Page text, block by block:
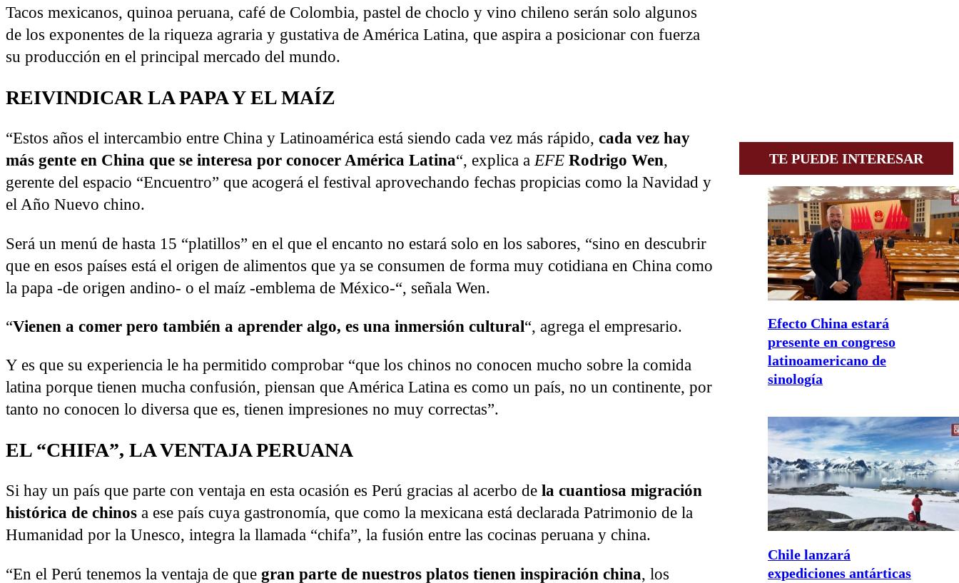
Tacos mexicanos, quinoa peruana, café de Colombia, pastel de choclo y vino chileno serán solo algunos
de los exponentes de la riqueza agraria y gustativa de América Latina, que aspira a posicionar con fuerza
su producción en el principal mercado del mundo.
REIVINDICAR LA PAPA Y EL MAÍZ
“Estos años el intercambio entre China y Latinoamérica está siendo cada vez más rápido, cada vez hay
más gente en China que se interesa por conocer América Latina“, explica aEFE Rodrigo Wen,
gerente del espacio “Encuentro” que acogerá el festival aprovechando fechas propicias como la Navidad y
el Año Nuevo chino.
Será un menú de hasta 15 “platillos” en el que el encanto no estará solo en los sabores, “sino en descubrir
que en esos países está el origen de alimentos que ya se consumen de forma muy cotidiana en China como
la papa -de origen andino- o el maíz -emblema de México-“, señala Wen.
“Vienen a comer pero también a aprender algo, es una inmersión cultural“, agrega el empresario.
Y es que su experiencia le ha permitido comprobar “que los chinos no conocen mucho sobre la comida
latina porque tienen mucha confusión, piensan que América Latina es como un país, no un continente, por
tanto no conocen lo diversa que es, tienen impresiones no muy correctas”.
EL “CHIFA”, LA VENTAJA PERUANA
Si hay un país que parte con ventaja en esta ocasión es Perú gracias al acerbo de la cuantiosa migración
histórica de chinos a ese país cuya gastronomía, que como la mexicana está declarada Patrimonio de la
Humanidad por la Unesco, integra la llamada “chifa”, la fusión entre las cocinas peruana y china.
“En el Perú tenemos la ventaja de que gran parte de nuestros platos tienen inspiración china, los
TE PUEDE INTERESAR
Efecto China estará
presente en congreso
latinoamericano de
sinología
Chile lanzará
expediciones antárticas